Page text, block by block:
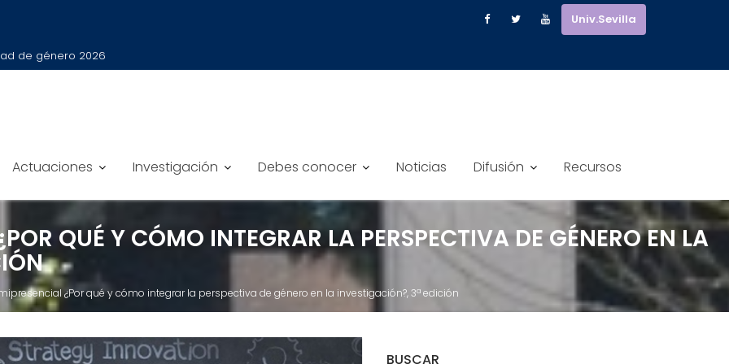
de género 2026
Univ.Sevilla
Actuaciones Investigación Debes conocer Noticias Difusión Recursos
QUÉ Y CÓMO INTEGRAR LA PERSPECTIVA DE GÉNERO EN LA
¿Por qué y cómo integrar la perspectiva de género en la investigación?, 3ª edición
BUSCAR